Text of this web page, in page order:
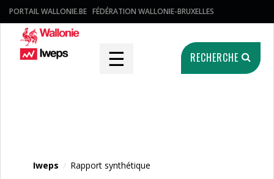
PORTAIL WALLONIE.BE FÉDÉRATION WALLONIE-BRUXELLES
☰ RECHERCHE
Iweps / Rapport synthétique